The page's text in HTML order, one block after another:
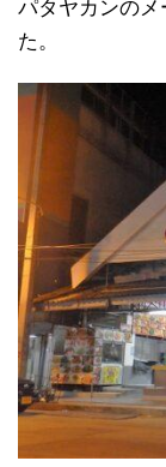
パタヤカンの
た。